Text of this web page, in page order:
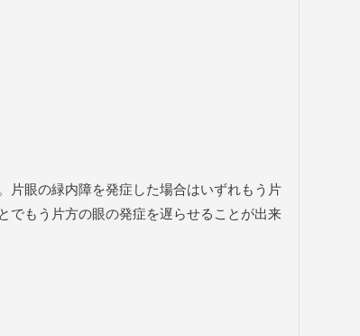
片眼の緑内障を発症した場合はいずれもう片
でもう片方の眼の発症を遅らせることが出来